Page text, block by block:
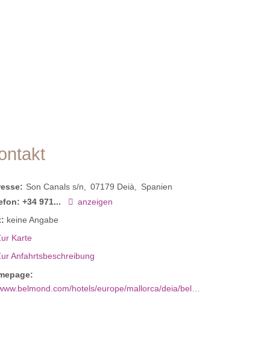
Son Canals s/n 07179 Deià
Spanien
+34 971...
anzeigen
keine Angabe
Karte
Anfahrtsbeschreibung
hotels/europe/mallorca/deia/belmond-la-residencia